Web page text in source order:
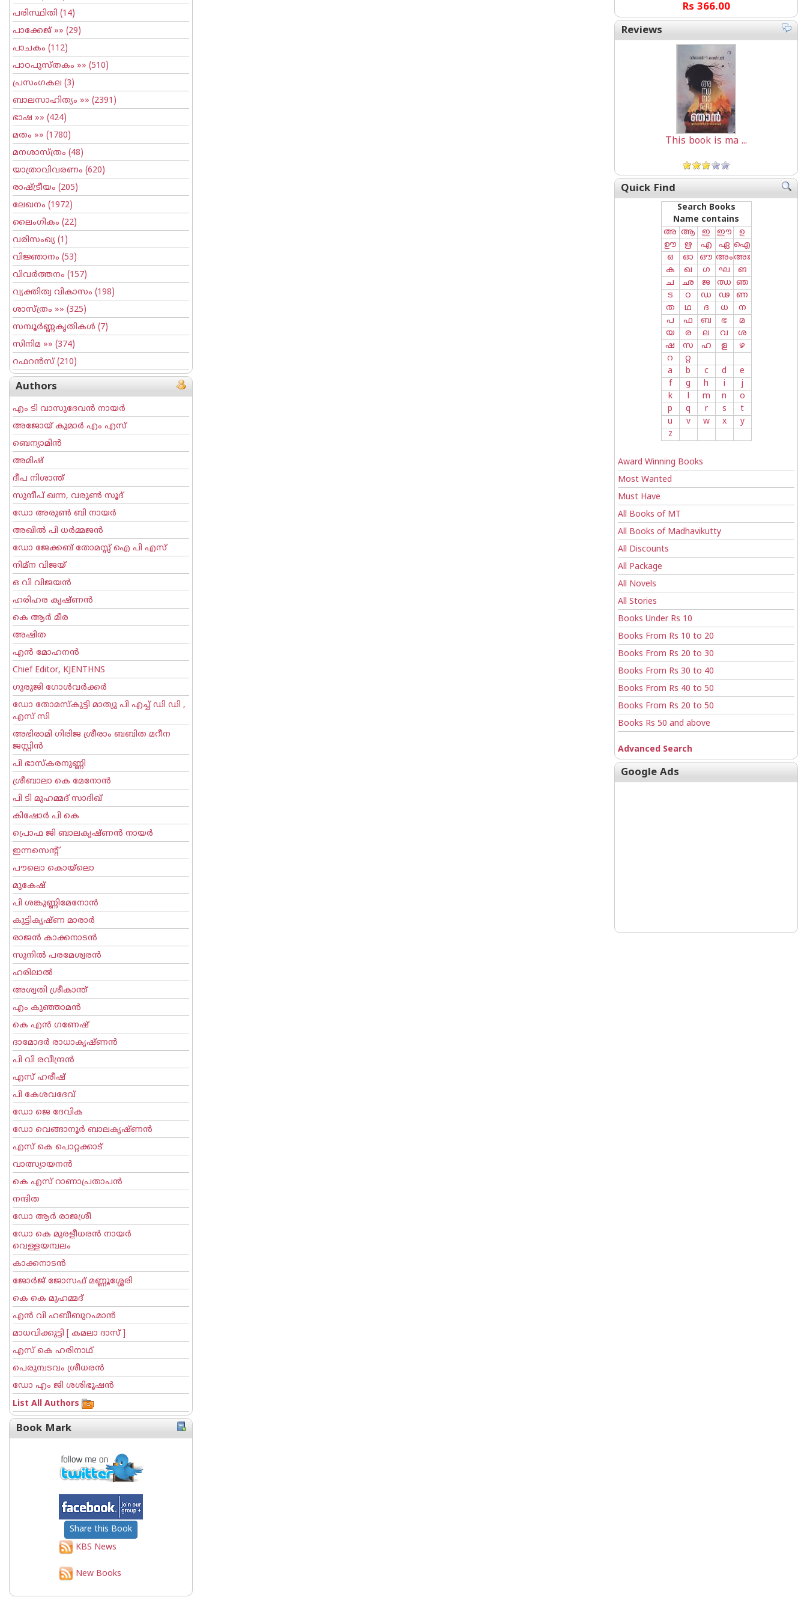
പരിസ്ഥിതി (14)
പാക്കേജ് »» (29)
പാചകം (112)
പാഠപുസ്തകം »» (510)
പ്രസംഗകല (3)
ബാലസാഹിത്യം »» (2391)
ഭാഷ »» (424)
മതം »» (1780)
മനശാസ്ത്രം (48)
യാത്രാവിവരണം (620)
രാഷ്ട്രീയം (205)
ലേഖനം (1972)
ലൈംഗികം (22)
വരിസംഖ്യ (1)
വിജ്ഞാനം (53)
വിവര്‍ത്തനം (157)
വ്യക്തിത്വ വികാസം (198)
ശാസ്ത്രം »» (325)
സമ്പൂര്‍ണ്ണകൃതികള്‍ (7)
സിനിമ »» (374)
റഫറന്‍സ്(210)
Authors
എം ടി വാസുദേവന്‍ നായര്‍
അജോയ് കുമാര്‍ എം എസ്
ബെന്യാമിന്‍
അമിഷ്
ദീപ നിശാന്ത്
സുന്ദീപ് ഖന്ന, വരുൺ സൂദ്
ഡോ അരുണ്‍ ബി നായര്‍
അഖില്‍ പി ധര്‍മ്മജന്‍
ഡോ ജേക്കബ് തോമസ്സ് ഐ പി എസ്
നിമ്ന വിജയ്
ഒ വി വിജയന്‍
ഹരിഹര കൃഷ്ണൻ
കെ ആര്‍ മീര
അഷിത
എന്‍ മോഹനന്‍
Chief Editor, KJENTHNS
ഗുരുജി ഗോള്‍‌വര്‍ക്കര്‍
ഡോ തോമസ്കുട്ടി മാത്യു പി എച്ച് ഡി ഡി ,
എസ് സി
അഭിരാമി ഗിരിജ ശ്രീരാം ബബിത മറീന
ജസ്റ്റിന്‍
പി ഭാസ്കരനുണ്ണി
ശ്രീബാലാ കെ മേനോന്‍
പി ടി മുഹമ്മദ് സാദിഖ്‌
കിഷോർ പി കെ
പ്രൊഫ ജി ബാലകൃഷ്ണന്‍ നായര്‍
ഇന്നസെന്റ്‌
പൗലൊ കൊയ്ലൊ
മുകേഷ്
പി ശങ്കുണ്ണിമേനോന്‍
കുട്ടികൃഷ്ണ മാരാര്‍
രാജന്‍ കാക്കനാടന്‍
സുനില്‍ പരമേശ്വരന്‍
ഹരിലാല്‍
അശ്വതി ശ്രീകാന്ത്
എം കുഞ്ഞാമന്‍
കെ എന്‍ ഗണേഷ്
ദാമോദർ രാധാകൃഷ്ണൻ
പി വി രവീന്ദ്രന്‍
എസ് ഹരീഷ്
പി കേശവദേവ്‌
ഡോ ജെ ദേവിക
ഡോ വെങ്ങാനൂര്‍ ബാലകൃഷ്ണന്‍
എസ്‌ കെ പൊറ്റക്കാട്‌
വാത്സ്യായനന്‍
കെ എസ് റാണാപ്രതാപന്‍
നന്ദിത
ഡോ ആര്‍ രാജശ്രീ
ഡോ കെ മുരളീധരന്‍ നായര്‍
വെള്ളയമ്പലം
കാക്കനാടന്‍
ജോര്‍ജ് ജോസഫ് മണ്ണൂശ്ശേരി
കെ കെ മുഹമ്മദ്
എന്‍ വി ഹബീബുറഹ്മാന്‍
മാധവിക്കുട്ടി [ കമലാ ദാസ് ]
എസ് കെ ഹരിനാഥ്
പെരുമ്പടവം ശ്രീധര‌ന്‍
ഡോ എം ജി ശശിഭൂഷന്‍
List All Authors
Book Mark
Share this Book
KBS News
New Books
Rs 366.00
Reviews
This book is ma ...
Quick Find
Search Books
Name contains
അ ആ ഇ ഈ
ഉ
ഊ
ഋ എ ഏ ഐ
ഒ
ഓ ഔ അംഅഃ
ക
ഖ ഗ ഘ
ങ
ച
ഛ ജ ഝ ഞ
ട
ഠ ഡ ഢ
ണ
ത
ഥ ദ ധ
ന
പ
ഫ ബ ഭ
മ
യ
ര ല വ
ശ
ഷ
സ ഹ ള
ഴ
റ
റ്റ
a
b c d
e
f
g h i
j
k
l m n
o
p
q r s
t
u
v w x
y
z
Award Winning Books
Most Wanted
Must Have
All Books of MT
All Books of Madhavikutty
All Discounts
All Package
All Novels
All Stories
Books Under Rs 10
Books From Rs 10 to 20
Books From Rs 20 to 30
Books From Rs 30 to 40
Books From Rs 40 to 50
Books From Rs 20 to 50
Books Rs 50 and above
Advanced Search
Google Ads